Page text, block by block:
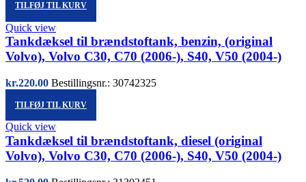
TILFØJ TIL KURV
Quick view
Tankdæksel til brændstoftank, benzin, (original
Volvo), Volvo C30, C70 (2006-), S40, V50 (2004-)
kr.220.00 Bestillingsnr.: 30742325
TILFØJ TIL KURV
Quick view
Tankdæksel til brændstoftank, diesel (original
Volvo), Volvo C30, C70 (2006-), S40, V50 (2004-)